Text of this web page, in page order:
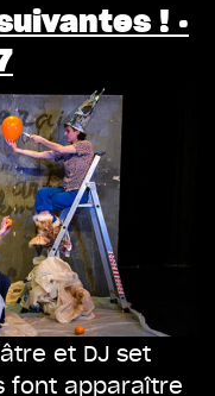
! ·
et DJ set
font apparaître